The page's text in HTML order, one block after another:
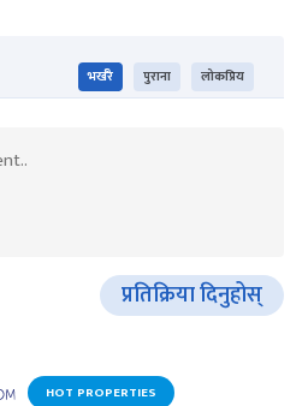
भर्खरै पुराना लोकप्रिय
प्रतिक्रिया दिनुहोस्
HOT PROPERTIES